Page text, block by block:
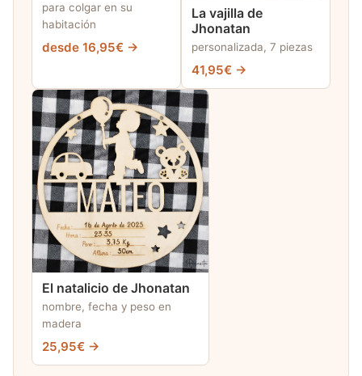
para colgar en su
habitación
desde 16,95€ →
La vajilla de
Jhonatan
personalizada, 7 piezas
41,95€ →
El natalicio de Jhonatan
nombre, fecha y peso en
madera
25,95€ →